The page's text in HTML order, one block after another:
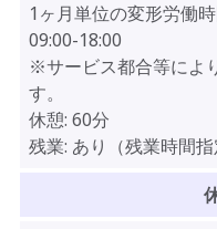
1ヶ月単位の変形労働
09:00-18:00
※サービス都合等によ
す。
休憩: 60分
残業: あり（残業時間指